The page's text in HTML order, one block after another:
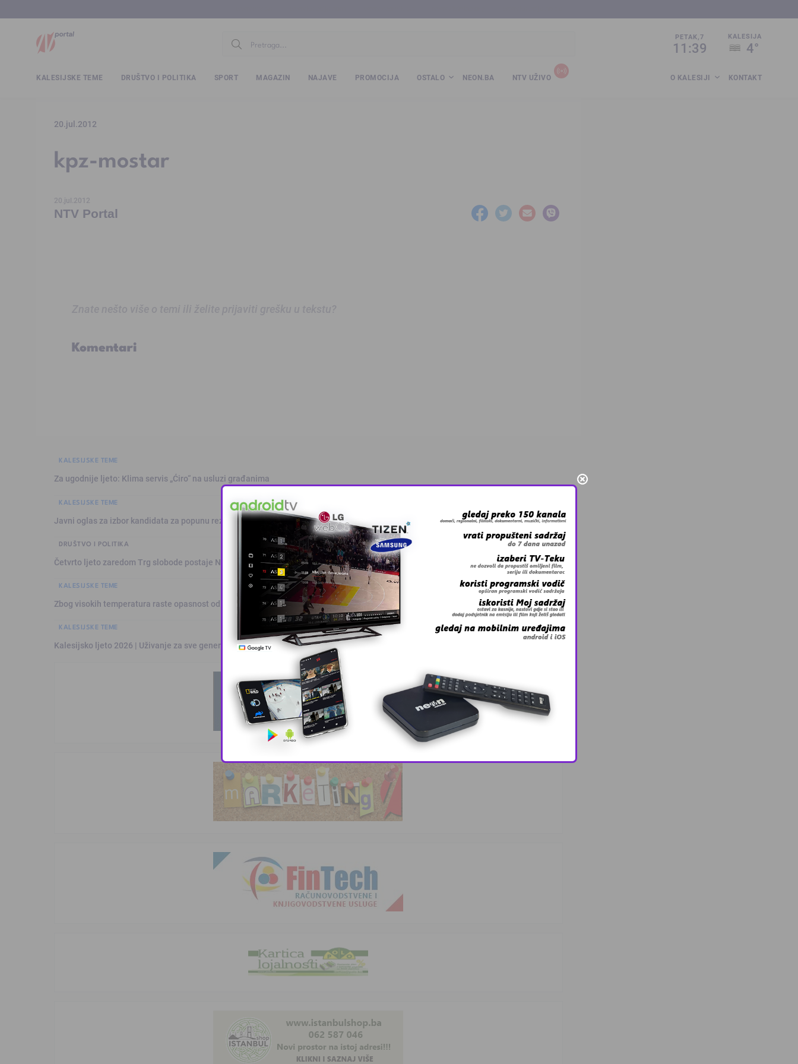
PETAK,7
11:39
KALESIJA
4°
KALESIJSKE TEME DRUŠTVO I POLITIKA SPORT MAGAZIN NAJAVE PROMOCIJA OSTALO NEON.BA NTV UŽIVO O KALESIJI KONTAKT
20.jul.2012
kpz-mostar
20.jul.2012
NTV Portal
Komentari
KALESIJSKE TEME
Za ugodnije ljeto: Klima servis „Ćiro“ na usluzi građanima
KALESIJSKE TEME
Javni oglas za izbor kandidata za popunu rezervne liste kvalifikovanih …
DRUŠTVO I POLITIKA
Četvrto ljeto zaredom Trg slobode postaje Naše mjesto – BingoL …
KALESIJSKE TEME
Zbog visokih temperatura raste opasnost od požara: Vatrogasci pozivaj …
KALESIJSKE TEME
Kalesijsko ljeto 2026 | Uživanje za sve generacije: Šarenko zabavio …
This popup will close in: